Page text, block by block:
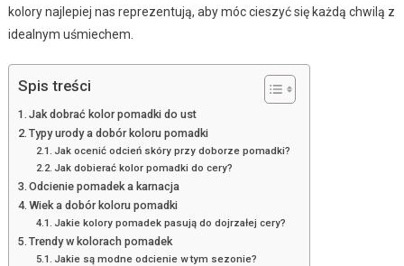
kolory najlepiej nas reprezentują, aby móc cieszyć się każdą chwilą z
idealnym uśmiechem.
Spis treści
Jak dobrać kolor pomadki do ust
Typy urody a dobór koloru pomadki
Jak ocenić odcień skóry przy doborze pomadki?
Jak dobierać kolor pomadki do cery?
Odcienie pomadek a karnacja
Wiek a dobór koloru pomadki
Jakie kolory pomadek pasują do dojrzałej cery?
Trendy w kolorach pomadek
Jakie są modne odcienie w tym sezonie?